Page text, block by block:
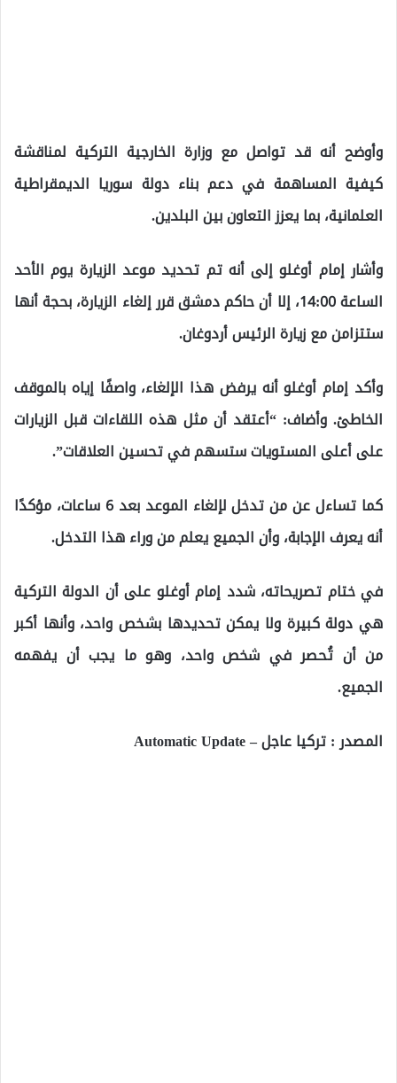
وأوضح أنه قد تواصل مع وزارة الخارجية التركية لمناقشة
كيفية المساهمة في دعم بناء دولة سوريا الديمقراطية
العلمانية، بما يعزز التعاون بين البلدين.
وأشار إمام أوغلو إلى أنه تم تحديد موعد الزيارة يوم الأحد
الساعة 14:00، إلا أن حاكم دمشق قرر إلغاء الزيارة، بحجة أنها
ستتزامن مع زيارة الرئيس أردوغان.
وأكد إمام أوغلو أنه يرفض هذا الإلغاء، واصفًا إياه بالموقف
الخاطئ. وأضاف: “أعتقد أن مثل هذه اللقاءات قبل الزيارات
على أعلى المستويات ستسهم في تحسين العلاقات”.
كما تساءل عن من تدخل لإلغاء الموعد بعد 6 ساعات، مؤكدًا
أنه يعرف الإجابة، وأن الجميع يعلم من وراء هذا التدخل.
في ختام تصريحاته، شدد إمام أوغلو على أن الدولة التركية
هي دولة كبيرة ولا يمكن تحديدها بشخص واحد، وأنها أكبر
من أن تُحصر في شخص واحد، وهو ما يجب أن يفهمه
الجميع.
المصدر : تركيا عاجل – Automatic Update